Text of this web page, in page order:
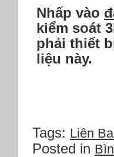
Nhấp vào
kiểm soát
phải thiết
liệu này.
Tags: Liên
Posted in